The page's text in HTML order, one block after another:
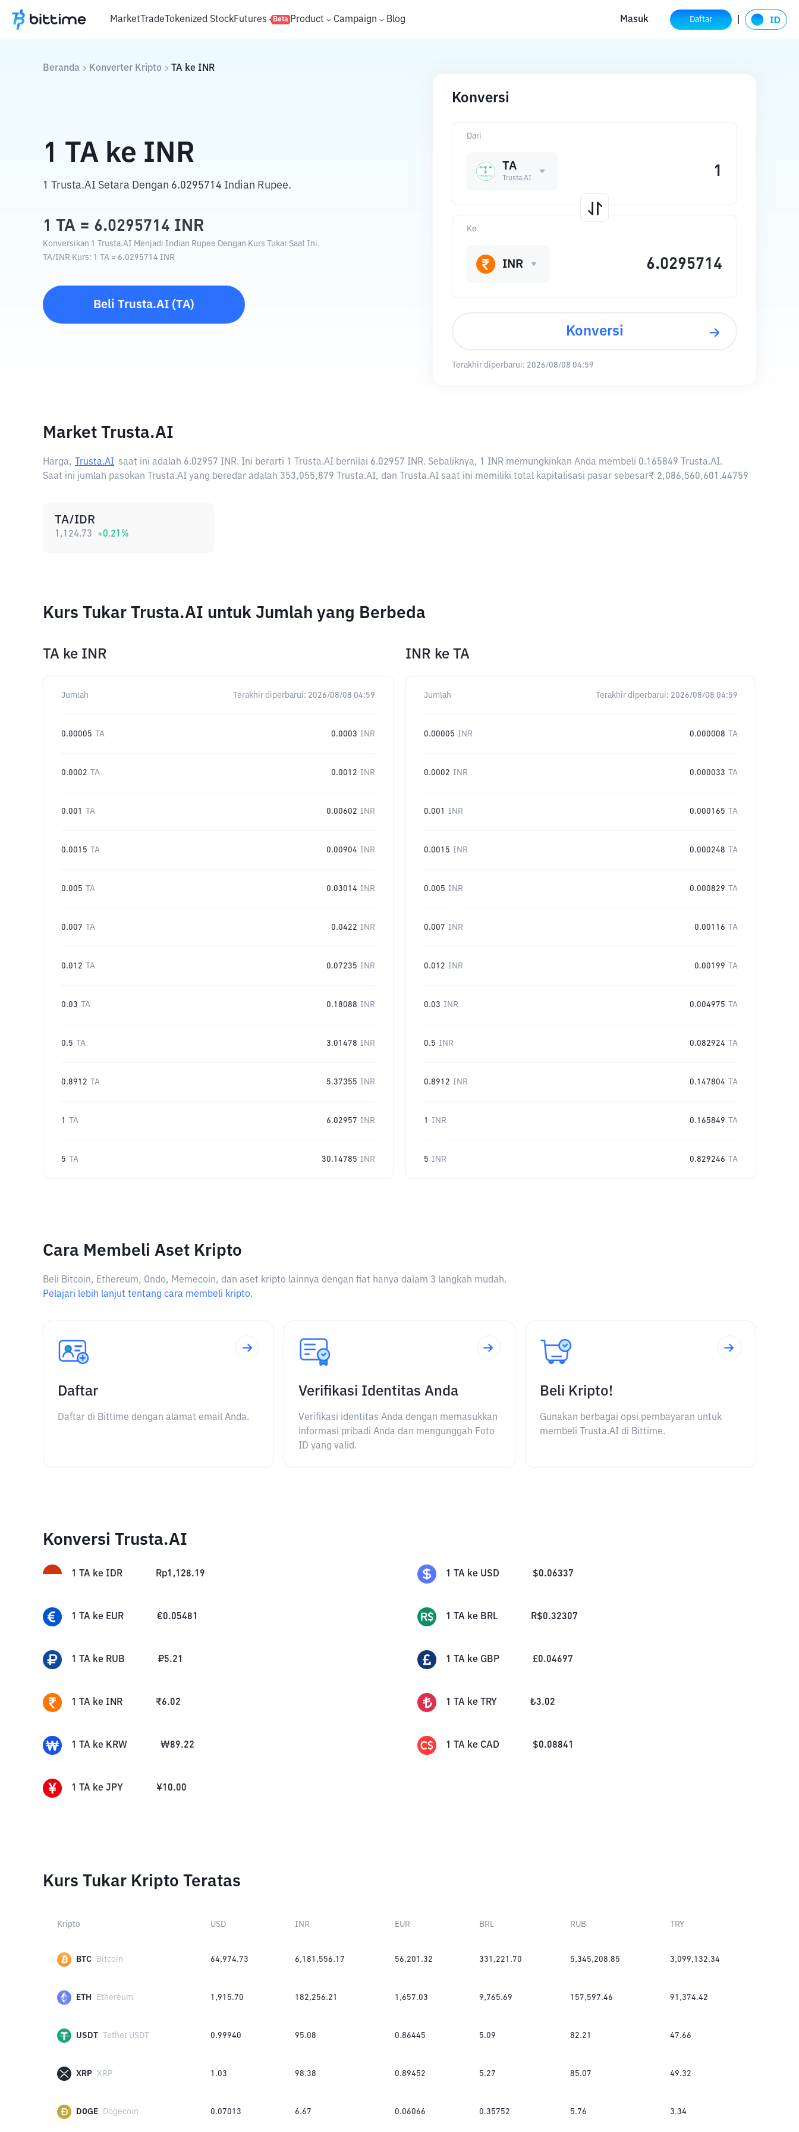
MarketTradeTokenized StockFutures Beta Product Campaign Blog Masuk Daftar
Beranda Konverter Kripto TA ke INR
1 TA ke INR
1 Trusta.AI Setara Dengan 6.0295714 Indian Rupee.
1 TA = 6.0295714 INR
Konversikan 1 Trusta.AI Menjadi Indian Rupee Dengan Kurs Tukar Saat Ini.
TA/INR Kurs: 1 TA = 6.0295714 INR
Beli Trusta.AI (TA)
Konversi
Dari
TA
Trusta.AI
Ke
INR
Konversi
Terakhir diperbarui: 2026/08/08 04:59
Market Trusta.AI
Harga, Trusta.AI saat ini adalah 6.02957 INR. Ini berarti 1 Trusta.AI bernilai 6.02957 INR. Sebaliknya, 1 INR memungkinkan Anda membeli 0.165849 Trusta.AI.
Saat ini jumlah pasokan Trusta.AI yang beredar adalah 353,055,879 Trusta.AI, dan Trusta.AI saat ini memiliki total kapitalisasi pasar sebesar₹ 2,086,560,601.44759
TA/IDR
1,124.73 +0.21 %
Kurs Tukar Trusta.AI untuk Jumlah yang Berbeda
TA ke INR
Jumlah Terakhir diperbarui: 2026/08/08 04:59
0.00005 TA 0.0003 INR
0.0002 TA 0.0012 INR
0.001 TA 0.00602 INR
0.0015 TA 0.00904 INR
0.005 TA 0.03014 INR
0.007 TA 0.0422 INR
0.012 TA 0.07235 INR
0.03 TA 0.18088 INR
0.5 TA 3.01478 INR
0.8912 TA 5.37355 INR
1 TA 6.02957 INR
5 TA 30.14785 INR
INR ke TA
Jumlah Terakhir diperbarui: 2026/08/08 04:59
0.00005 INR 0.000008 TA
0.0002 INR 0.000033 TA
0.001 INR 0.000165 TA
0.0015 INR 0.000248 TA
0.005 INR 0.000829 TA
0.007 INR 0.00116 TA
0.012 INR 0.00199 TA
0.03 INR 0.004975 TA
0.5 INR 0.082924 TA
0.8912 INR 0.147804 TA
1 INR 0.165849 TA
5 INR 0.829246 TA
Cara Membeli Aset Kripto
Beli Bitcoin, Ethereum, Ondo, Memecoin, dan aset kripto lainnya dengan fiat hanya dalam 3 langkah mudah.
Pelajari lebih lanjut tentang cara membeli kripto.
Daftar
Daftar di Bittime dengan alamat email Anda.
Verifikasi Identitas Anda
Verifikasi identitas Anda dengan memasukkan
informasi pribadi Anda dan mengunggah Foto
ID yang valid.
Beli Kripto!
Gunakan berbagai opsi pembayaran untuk
membeli Trusta.AI di Bittime.
Konversi Trusta.AI
1 TA ke IDR Rp1,128.19 1 TA ke USD $0.06337
1 TA ke EUR €0.05481 1 TA ke BRL R$0.32307
1 TA ke RUB ₽5.21 1 TA ke GBP £0.04697
1 TA ke INR ₹6.02 1 TA ke TRY ₺3.02
1 TA ke KRW ₩89.22 1 TA ke CAD $0.08841
1 TA ke JPY ¥10.00
Kurs Tukar Kripto Teratas
Kripto USD INR EUR BRL RUB TRY
BTC Bitcoin 64,974.73 6,181,556.17 56,201.32 331,221.70 5,345,208.85 3,099,132.34
ETH Ethereum 1,915.70 182,256.21 1,657.03 9,765.69 157,597.46 91,374.42
USDT Tether USDT 0.99940 95.08 0.86445 5.09 82.21 47.66
XRP XRP 1.03 98.38 0.89452 5.27 85.07 49.32
DOGE Dogecoin 0.07013 6.67 0.06066 0.35752 5.76 3.34